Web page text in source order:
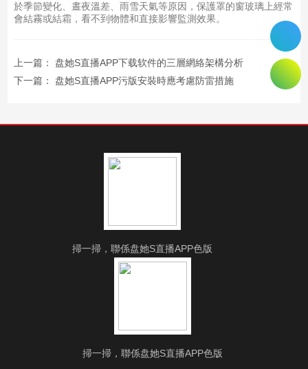
於季節變化、晝夜溫差、雨雪天氣等原因，保護罩的窗玻璃上經常
會結霧或結霜，看不到物體和直接影響監測效果。
上一篇： 盘她S直播APP下载软件的三層網絡架構分析
下一篇： 盘她S直播APP污版安裝時應考慮防雷措施
掃一掃，聯係盘她S直播APP色版
掃一掃，聯係盘她S直播APP色版